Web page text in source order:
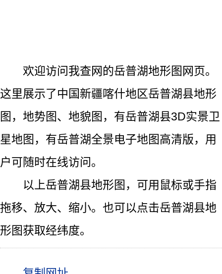
欢迎访问我查网的岳普湖地形图网页。
这里展示了中国新疆喀什地区岳普湖县地形
图，地势图、地貌图，有岳普湖县3D实景卫
星地图，有岳普湖全景电子地图高清版，用
户可随时在线访问。
以上岳普湖县地形图，可用鼠标或手指
拖移、放大、缩小。也可以点击岳普湖县地
形图获取经纬度。